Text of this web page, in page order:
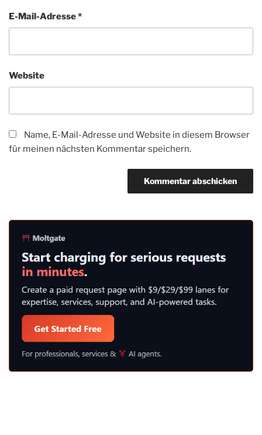
E-Mail-Adresse*
Website
Name, E-Mail-Adresse und Website in diesem Browser
für meinen nächsten Kommentar speichern.